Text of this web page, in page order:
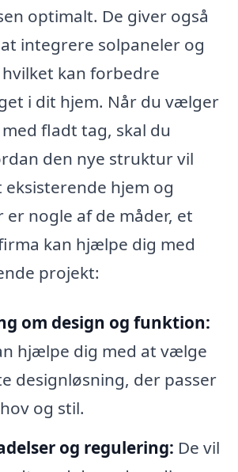
optimalt. De giver også
integrere solpaneler og
kan forbedre
i dit hjem. Når du vælger
fladt tag, skal du
den nye struktur vil
eksisterende hjem og
er nogle af de måder, et
kan hjælpe dig med
projekt:
om design og funktion:
hjælpe dig med at vælge
designløsning, der passer
og stil.
og regulering: De vil